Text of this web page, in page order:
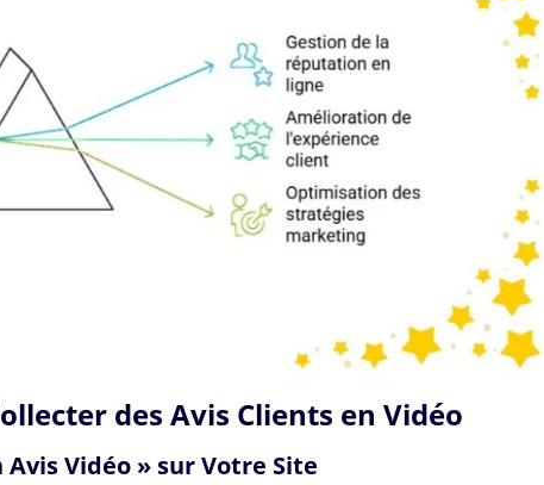
des Avis Clients en Vidéo
Vidéo » sur Votre Site